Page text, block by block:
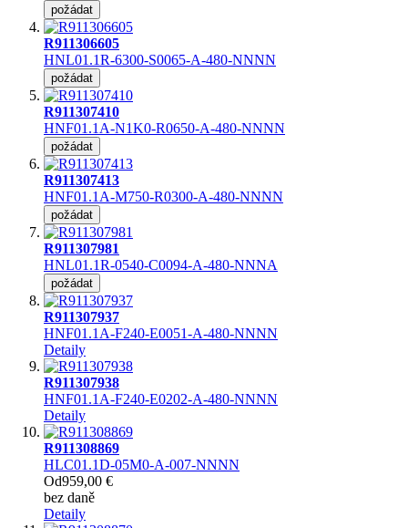
požádat
R911306605
HNL01.1R-6300-S0065-A-480-NNNN
požádat
R911307410
HNF01.1A-N1K0-R0650-A-480-NNNN
požádat
R911307413
HNF01.1A-M750-R0300-A-480-NNNN
požádat
R911307981
HNL01.1R-0540-C0094-A-480-NNNA
požádat
R911307937
HNF01.1A-F240-E0051-A-480-NNNN
Detaily
R911307938
HNF01.1A-F240-E0202-A-480-NNNN
Detaily
R911308869
HLC01.1D-05M0-A-007-NNNN
Od959,00 €
bez daně
Detaily